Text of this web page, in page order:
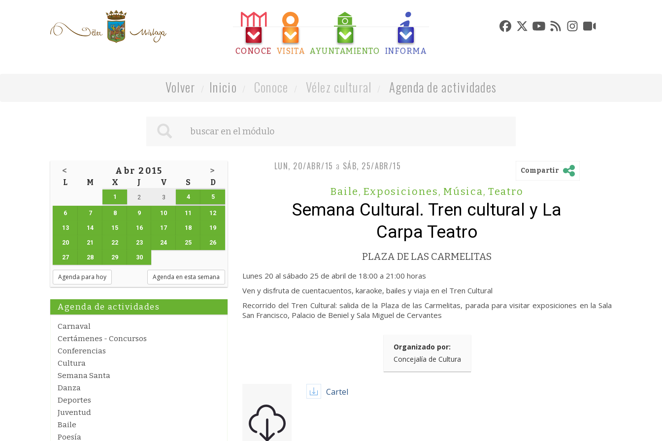
CONOCE VISITA AYUNTAMIENTO INFORMA
Volver Inicio Conoce Vélez cultural Agenda de actividades
< Abr 2015 >
L M X J V S D
1 2 3 4 5
6 7 8 9 10 11 12
13 14 15 16 17 18 19
20 21 22 23 24 25 26
27 28 29 30
Agenda para hoy Agenda en esta semana
Agenda de actividades
Carnaval
Certámenes - Concursos
Conferencias
Cultura
Semana Santa
Danza
Deportes
Juventud
Baile
Poesía
LUN, 20/ABR/15 a SÁB, 25/ABR/15 Compartir
Baile, Exposiciones, Música, Teatro
Semana Cultural. Tren cultural y La
Carpa Teatro
PLAZA DE LAS CARMELITAS
Lunes 20 al sábado 25 de abril de 18:00 a 21:00 horas
Ven y disfruta de cuentacuentos, karaoke, bailes y viaja en el Tren Cultural
Recorrido del Tren Cultural: salida de la Plaza de las Carmelitas, parada para visitar exposiciones en la Sala
San Francisco, Palacio de Beniel y Sala Miguel de Cervantes
Organizado por:
Concejalía de Cultura
Cartel